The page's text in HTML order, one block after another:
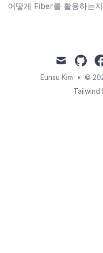
어떻게 Fiber를 활용하는
mail github
Eunsu Kim • ©
Tailwind